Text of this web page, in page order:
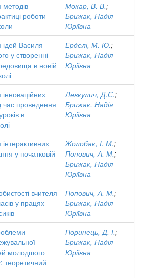
роботи
Мокар, В. В.;
Брижак, Надія
Юріївна
ідей Василя
у створенні
в новій
Ерделі, М. Ю.;
Брижак, Надія
Юріївна
час проведення
в
Левкулич, Д.С.;
Брижак, Надія
Юріївна
у початковій
Жолобак, І. М.;
Попович, А. М.;
Брижак, Надія
Юріївна
вчителя
у працях
Попович, А. М.;
Брижак, Надія
Юріївна
молодшого
теоретичний
Поринець, Д. І.;
Брижак, Надія
Юріївна